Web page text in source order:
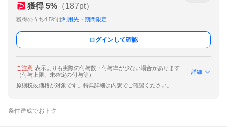
獲得 5% （187pt）
獲得のうち4.5%は利用先・期間限定
ログインして確認
ご注意 表示よりも実際の付与数・付与率が少ない場合があります
（付与上限、未確定の付与等）
詳細
原則税抜価格が対象です。特典詳細は内訳でご確認ください。
条件達成でおトク